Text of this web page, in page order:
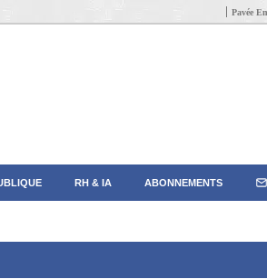
Pavée
RH & IA ABONNEMENTS